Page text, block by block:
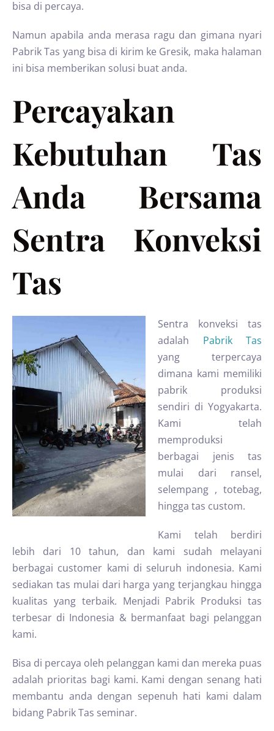
bisa di percaya.
Namun apabila anda merasa ragu dan gimana nyari
Pabrik Tas yang bisa di kirim ke Gresik, maka halaman
ini bisa memberikan solusi buat anda.
Percayakan
Kebutuhan Tas
Anda Bersama
Sentra Konveksi
Tas
Sentra konveksi tas
adalah Pabrik Tas
yang terpercaya
dimana kami memiliki
pabrik produksi
sendiri di Yogyakarta.
Kami telah
memproduksi
berbagai jenis tas
mulai dari ransel,
selempang , totebag,
hingga tas custom.
Kami telah berdiri
lebih dari 10 tahun, dan kami sudah melayani
berbagai customer kami di seluruh indonesia. Kami
sediakan tas mulai dari harga yang terjangkau hingga
kualitas yang terbaik. Menjadi Pabrik Produksi tas
terbesar di Indonesia & bermanfaat bagi pelanggan
kami.
Bisa di percaya oleh pelanggan kami dan mereka puas
adalah prioritas bagi kami. Kami dengan senang hati
membantu anda dengan sepenuh hati kami dalam
bidang Pabrik Tas seminar.